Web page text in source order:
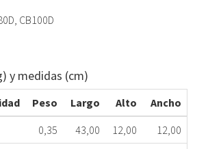
CB100D
y medidas (cm)
Peso Largo Alto
Ancho
0,35 43,00 12,00
12,00